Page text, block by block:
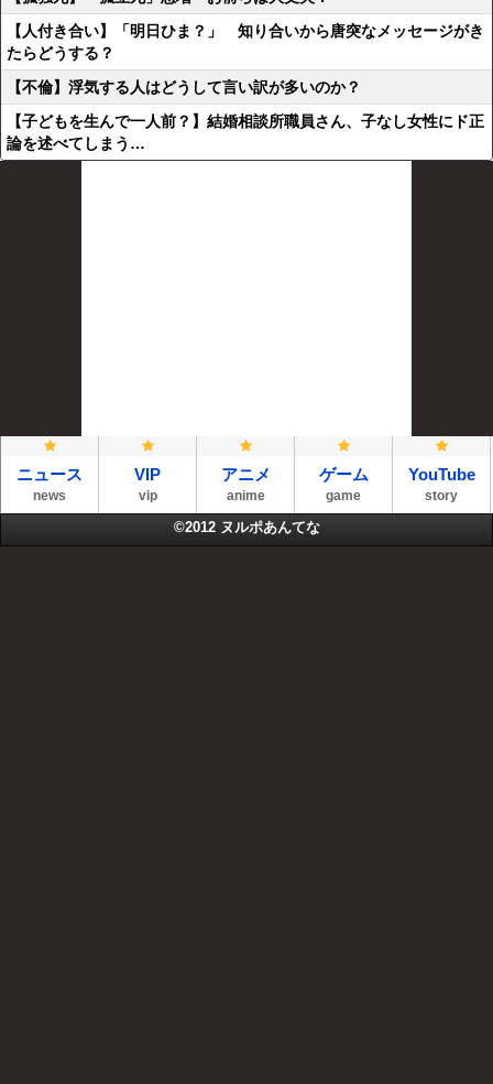
【人付き合い】「明日ひま？」 知り合いから唐突なメッセージがき
たらどうする？
【不倫】浮気する人はどうして言い訳が多いのか？
【子どもを生んで一人前？】結婚相談所職員さん、子なし女性にド正
論を述べてしまう…
ニュース
news
VIP
vip
アニメ
anime
ゲーム
game
YouTube
story
©2012 ヌルポあんてな